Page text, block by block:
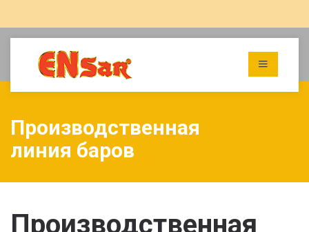
Производственная
линия баров
Производственная